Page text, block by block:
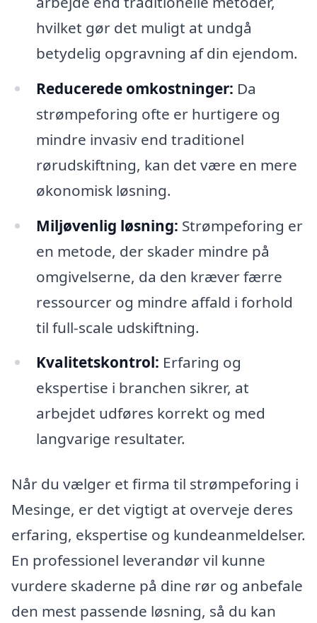
hvilket gør det muligt at undgå
betydelig opgravning af din ejendom.
Reducerede omkostninger: Da
strømpeforing ofte er hurtigere og
mindre invasiv end traditionel
rørudskiftning, kan det være en mere
økonomisk løsning.
Miljøvenlig løsning: Strømpeforing er
en metode, der skader mindre på
omgivelserne, da den kræver færre
ressourcer og mindre affald i forhold
til full-scale udskiftning.
Kvalitetskontrol: Erfaring og
ekspertise i branchen sikrer, at
arbejdet udføres korrekt og med
langvarige resultater.
Når du vælger et firma til strømpeforing i
Mesinge, er det vigtigt at overveje deres
erfaring, ekspertise og kundeanmeldelser.
En professionel leverandør vil kunne
vurdere skaderne på dine rør og anbefale
den mest passende løsning, så du kan